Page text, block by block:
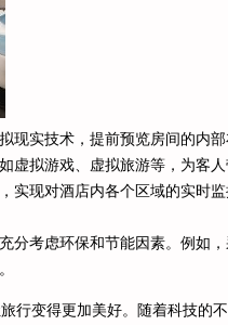
现实技术，提前预览房间的内
拟游戏、虚拟旅游等，为客人
实现对酒店内各个区域的实时
分考虑环保和节能因素。例如
行变得更加美好。随着科技的